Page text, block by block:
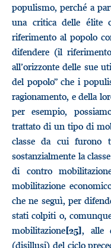
populismo, perché a
una critica delle élite
riferimento al popolo
difendere (il
all’orizzonte delle sue
del popolo” che i
ragionamento, e della
per esempio,
trattato di un tipo di
classe da cui furono
sostanzialmente la
di contro
mobilitazione
che ne seguì, per
stati colpiti o,
mobilitazione[25], alle
(disillusi) del ciclo